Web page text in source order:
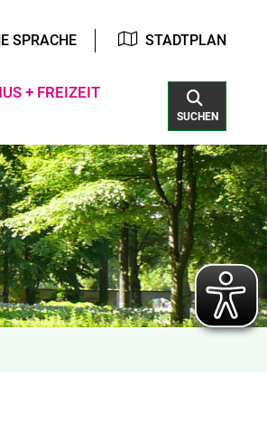
SPRACHE STADTPLAN
+ FREIZEIT
SUCHEN